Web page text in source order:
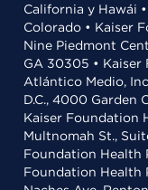
California y Hawái
Colorado • Kaiser
Nine Piedmont
GA 30305 • Kaiser
Atlántico Medio,
D.C., 4000 Garden
Kaiser Foundation
Multnomah St.,
Foundation Health
Foundation Health